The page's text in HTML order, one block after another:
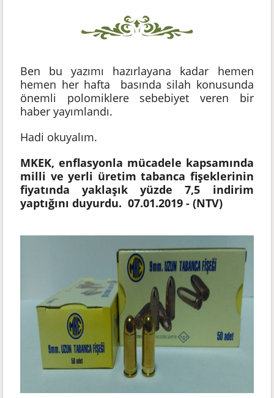
Ben bu yazımı hazırlayana kadar hemen
hemen her hafta basında silah konusunda
önemli polomiklere sebebiyet veren bir
haber yayımlandı.
Hadi okuyalım.
MKEK, enflasyonla mücadele kapsamında
milli ve yerli üretim tabanca fişeklerinin
fiyatında yaklaşık yüzde 7,5 indirim
yaptığını duyurdu. 07.01.2019 - (NTV)